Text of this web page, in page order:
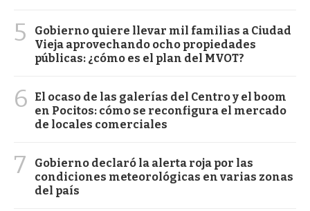
5
Gobierno quiere llevar mil familias a Ciudad
Vieja aprovechando ocho propiedades
públicas: ¿cómo es el plan del MVOT?
6
El ocaso de las galerías del Centro y el boom
en Pocitos: cómo se reconfigura el mercado
de locales comerciales
7
Gobierno declaró la alerta roja por las
condiciones meteorológicas en varias zonas
del país